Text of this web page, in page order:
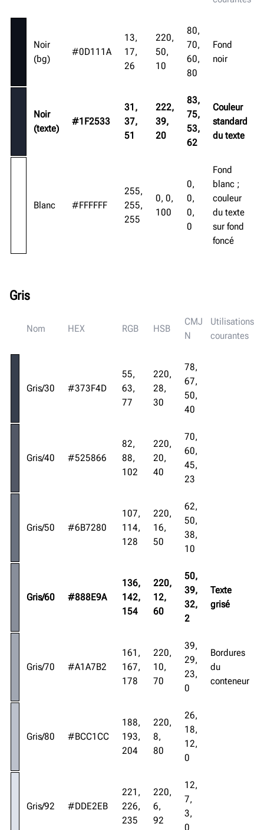
Noir
(bg)
#0D111A
13,
17,
26
220,
50,
10
80,
70,
60,
80
Fond
noir
Noir
(texte)
#1F2533
31,
37,
51
222,
39,
20
83,
75,
53,
62
Couleur
standard
du texte
Blanc #FFFFFF
255,
255,
255
0, 0,
100
0,
0,
0,
0
Fond
blanc ;
couleur
du texte
sur fond
foncé
Gris
Nom HEX RGB HSB
CMJ
N
Utilisations
courantes
Gris/30 #373F4D
55,
63,
77
220,
28,
30
78,
67,
50,
40
Gris/40 #525866
82,
88,
102
220,
20,
40
70,
60,
45,
23
Gris/50 #6B7280
107,
114,
128
220,
16,
50
62,
50,
38,
10
Gris/60 #888E9A
136,
142,
154
220,
12,
60
50,
39,
32,
2
Texte
grisé
Gris/70 #A1A7B2
161,
167,
178
220,
10,
70
39,
29,
23,
0
Bordures
du
conteneur
Gris/80 #BCC1CC
188,
193,
204
220,
8,
80
26,
18,
12,
0
Gris/92 #DDE2EB
221,
226,
235
220,
6,
92
12,
7,
3,
0